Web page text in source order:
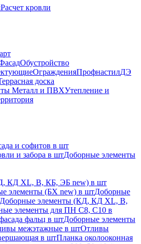
Расчет кровли
Обустройство
ОгражденияПрофнастилДЭ
доска
Металл и ПВХУтепление и
и софитов в шт
и забора в штДоборные элементы
КД XL, В, КБ, ЭБ new) в шт
элементы (БХ new) в штДоборные
Доборные элементы (КД, КД XL, В,
элементы для ПН С8, С10 в
фальц в штДоборные элементы
межэтажные в штОтливы
в штПланка околооконная